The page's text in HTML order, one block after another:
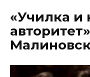
«Училка